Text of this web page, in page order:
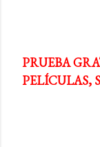
PRUEBA
PELÍCULAS,